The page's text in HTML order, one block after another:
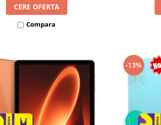
CERE OFERTA
Compara
-13%